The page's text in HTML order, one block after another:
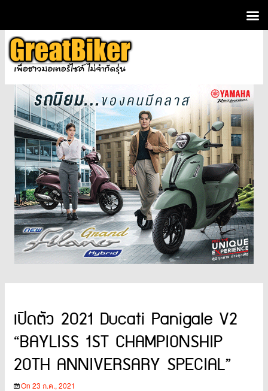
เปิดตัว 2021 Ducati Panigale V2
“BAYLISS 1ST CHAMPIONSHIP
20TH ANNIVERSARY SPECIAL”
On 23 ก.ค., 2021